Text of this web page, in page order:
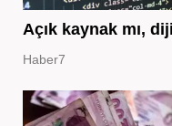
Açık kaynak mı,
Haber7